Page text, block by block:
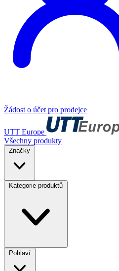
Žádost o účet pro prodejce
UTT Europe
Všechny produkty
Značky
Kategorie produktů
Pohlaví